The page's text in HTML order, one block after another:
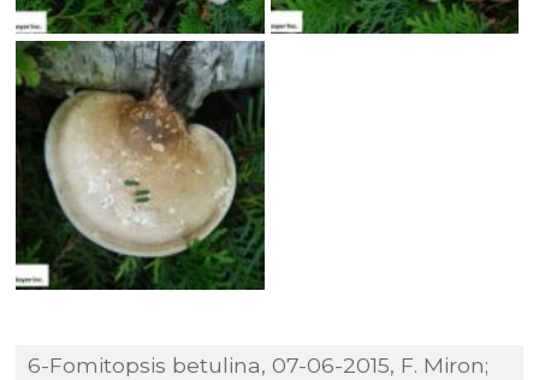
6-Fomitopsis betulina, 07-06-2015, F. Miron;